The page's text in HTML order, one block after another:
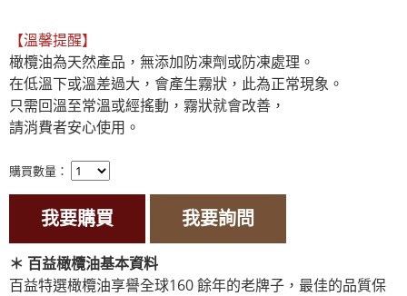
【溫馨提醒】
橄欖油為天然產品，無添加防凍劑或防凍處理。
在低溫下或溫差過大，會產生霧狀，此為正常現象。
只需回溫至常溫或經搖動，霧狀就會改善，
請消費者安心使用。
購買數量：
我要購買 我要詢問
＊ 百益橄欖油基本資料
百益特選橄欖油享譽全球160 餘年的老牌子，最佳的品質保